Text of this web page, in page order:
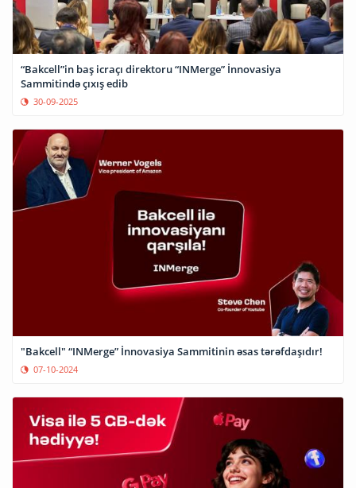
“Bakcell”in baş icraçı direktoru “INMerge” İnnovasiya
Sammitində çıxış edib
30-09-2025
"Bakcell" “INMerge” İnnovasiya Sammitinin əsas tərəfdaşıdır!
07-10-2024